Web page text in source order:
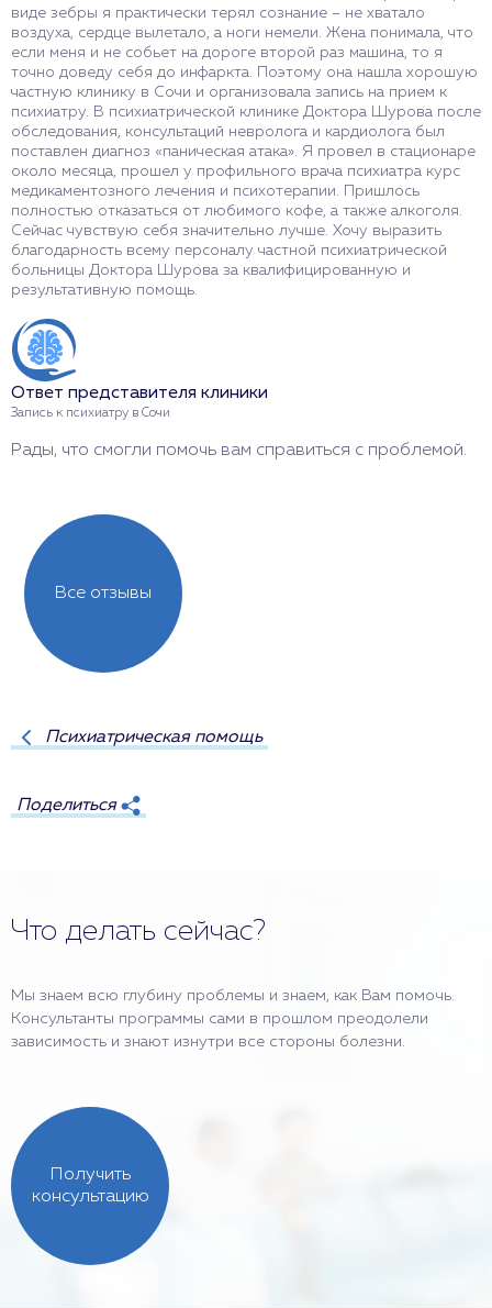
виде зебры я практически терял сознание – не хватало
воздуха, сердце вылетало, а ноги немели. Жена понимала, что
если меня и не собьет на дороге второй раз машина, то я
точно доведу себя до инфаркта. Поэтому она нашла хорошую
частную клинику в Сочи и организовала запись на прием к
психиатру. В психиатрической клинике Доктора Шурова после
обследования, консультаций невролога и кардиолога был
поставлен диагноз «паническая атака». Я провел в стационаре
около месяца, прошел у профильного врача психиатра курс
медикаментозного лечения и психотерапии. Пришлось
полностью отказаться от любимого кофе, а также алкоголя.
Сейчас чувствую себя значительно лучше. Хочу выразить
благодарность всему персоналу частной психиатрической
больницы Доктора Шурова за квалифицированную и
результативную помощь.
Ответ представителя клиники
Запись к психиатру в Сочи
Рады, что смогли помочь вам справиться с проблемой.
Все отзывы
Психиатрическая помощь
Поделиться
Что делать сейчас?
Мы знаем всю глубину проблемы и знаем, как Вам помочь.
Консультанты программы сами в прошлом преодолели
зависимость и знают изнутри все стороны болезни.
Получить
консультацию